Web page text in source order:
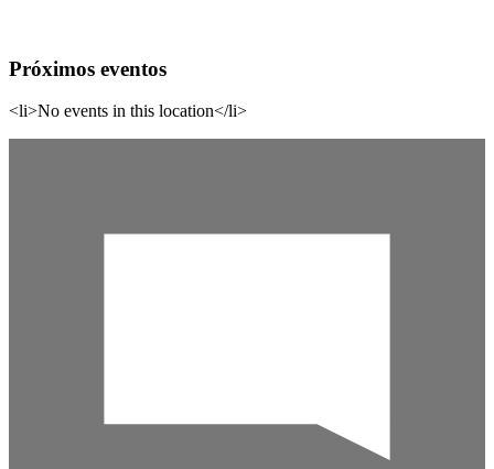
Próximos eventos
<li>No events in this location</li>